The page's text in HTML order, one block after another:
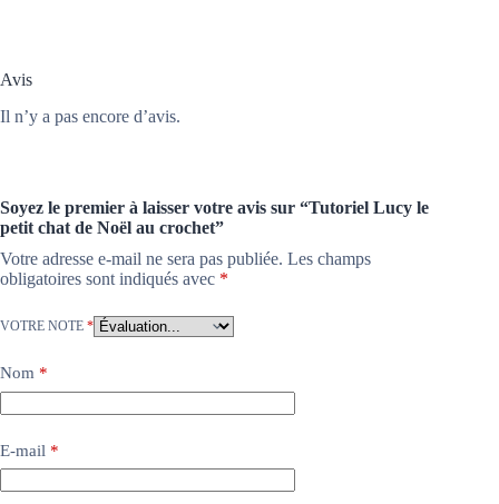
Avis
Il n’y a pas encore d’avis.
Soyez le premier à laisser votre avis sur “Tutoriel Lucy le
petit chat de Noël au crochet”
Votre adresse e-mail ne sera pas publiée. Les champs
obligatoires sont indiqués avec *
VOTRE NOTE *
Nom *
E-mail *